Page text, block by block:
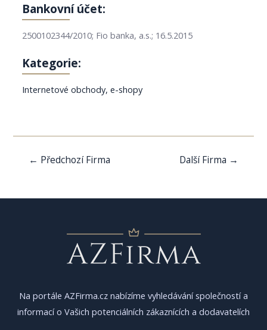
Bankovní účet:
2500102344/2010; Fio banka, a.s.; 16.5.2015
Kategorie:
Internetové obchody, e-shopy
Navigace
← Předchozí Firma Další Firma →
Na portále AZFirma.cz nabízíme vyhledávání společností a
informací o Vašich potenciálních zákaznících a dodavatelích